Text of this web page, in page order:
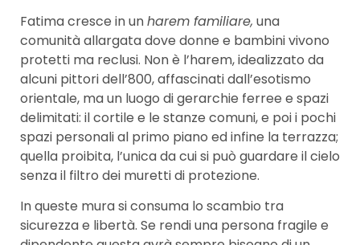
Fatima cresce in unharem familiare, una
comunità allargata dove donne e bambini vivono
protetti ma reclusi. Non è l’harem, idealizzato da
alcuni pittori dell’800, affascinati dall’esotismo
orientale, ma un luogo di gerarchie ferree e spazi
delimitati: il cortile e le stanze comuni, e poi i pochi
spazi personali al primo piano ed infine la terrazza;
quella proibita, l’unica da cui si può guardare il cielo
senza il filtro dei muretti di protezione.
In queste mura si consuma lo scambio tra
sicurezza e libertà. Se rendi una persona fragile e